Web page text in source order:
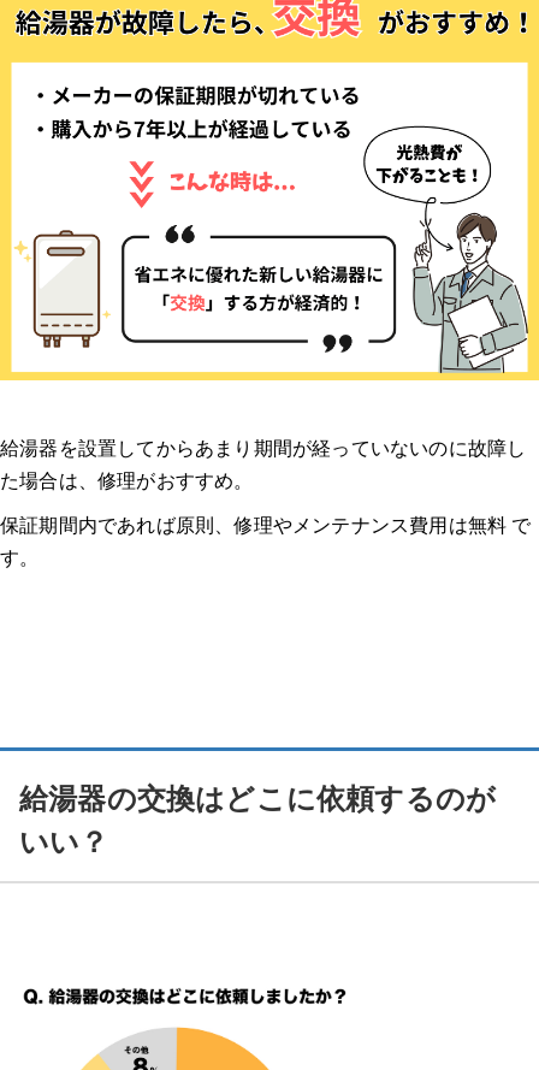
給湯器を設置してからあまり期間が経っていないのに故障し
た場合は、修理がおすすめ。
保証期間内であれば原則、修理やメンテナンス費用は無料 で
す。
給湯器の交換はどこに依頼するのが
いい？